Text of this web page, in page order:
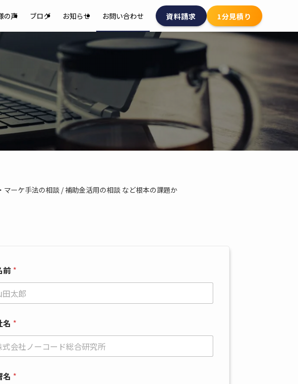
の声 ブログ お知らせ お問い合わせ 資料請求 1分見積り
ーケ手法の相談 / 補助金活用の相談 など根本の課題か
前 *
名 *
名 *